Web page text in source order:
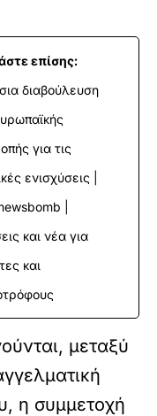
επίσης:
διαβούλευση
για τις
ενισχύσεις |
|
και νέα για
και
μεταξύ
η συμμετοχή